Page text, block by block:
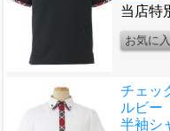
当店特
チェッ
ルビー
半袖シ